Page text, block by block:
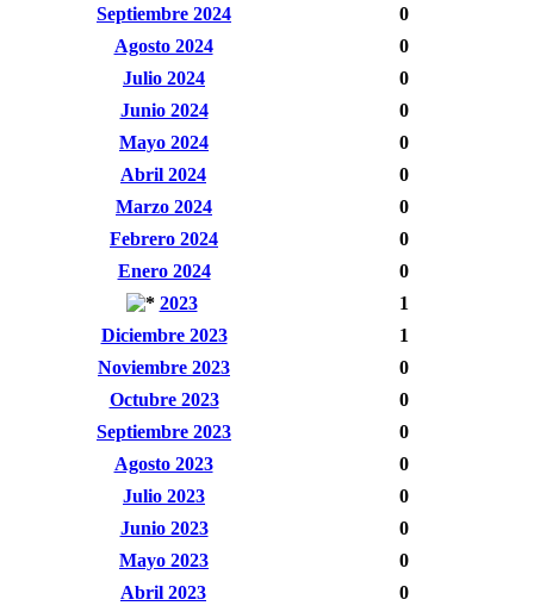
Septiembre 2024
0
Agosto 2024
0
Julio 2024
0
Junio 2024
0
Mayo 2024
0
Abril 2024
0
Marzo 2024
0
Febrero 2024
0
Enero 2024
0
2023
1
Diciembre 2023
1
Noviembre 2023
0
Octubre 2023
0
Septiembre 2023
0
Agosto 2023
0
Julio 2023
0
Junio 2023
0
Mayo 2023
0
Abril 2023
0